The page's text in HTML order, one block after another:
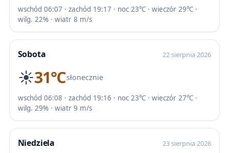
wschód 06:07 · zachód 19:17 · noc 23℃ · wieczór 29℃ ·
wilg. 22% · wiatr 8 m/s
Sobota 22 sierpnia 2026
☀️31℃słonecznie
wschód 06:08 · zachód 19:16 · noc 23℃ · wieczór 27℃ ·
wilg. 29% · wiatr 9 m/s
Niedziela 23 sierpnia 2026